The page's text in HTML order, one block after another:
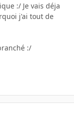
:/ Je vais déja
j'ai tout de
:/